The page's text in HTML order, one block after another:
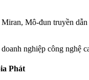
Mô-đun truyền
nghiệp công nghệ
Phát